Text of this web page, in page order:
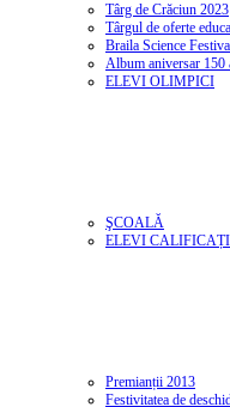
Târg de Crăciun 2023
Târgul de oferte
Braila Science
Album aniversar 150
ELEVI OLIMPICI
ŞCOALĂ
ELEVI
Premianții 2013
Festivitatea de